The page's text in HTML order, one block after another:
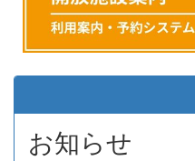
お知らせ